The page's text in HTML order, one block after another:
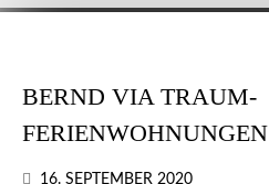
BERND VIA TRAUM-
FERIENWOHNUNGEN
16. SEPTEMBER 2020